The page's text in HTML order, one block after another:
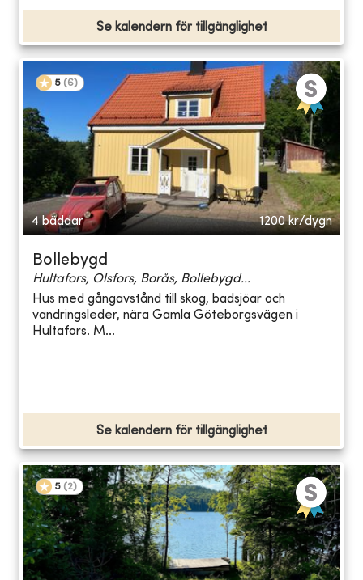
Se kalendern för tillgänglighet
5 (6)
4 bäddar 1200 kr/dygn
Bollebygd
Hultafors, Olsfors, Borås, Bollebygd...
Hus med gångavstånd till skog, badsjöar och
vandringsleder, nära Gamla Göteborgsvägen i
Hultafors. M...
Se kalendern för tillgänglighet
5 (2)